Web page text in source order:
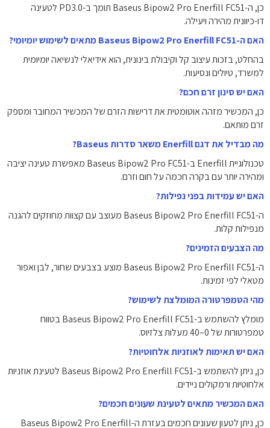
כן, ה-Baseus Bipow2 Pro Enerfill FC51 תומך ב-PD3.0 לטעינה
דו-כיוונית מהירה ויעילה.
האם ה-Baseus Bipow2 Pro Enerfill FC51 מתאים לשימוש יומיומי?
בהחלט, בזכות עיצוב קל וקיבולת בינונית, הוא אידיאלי לנשיאה יומיומית
למשרד, טיולים ונסיעות.
האם יש סינון זרם חכם?
כן, המכשיר מזהה אוטומטית את דרישות הזרם של המכשיר המחובר ומספק
זרם מותאם.
מה מבדיל את דגם Enerfill משאר סדרות Baseus?
טכנולוגיית Enerfill ב-Baseus Bipow2 Pro FC51 מאפשרת טעינה יציבה
ומהירה יותר עם בקרה חכמה על חום וזרם.
האם יש עמידות בפני נפילות?
ה-Baseus Bipow2 Pro Enerfill FC51 מעוצב עם קצוות מחוזקים להגנה
מנפילות קלות.
מה הצבעים הזמינים?
ה-Baseus Bipow2 Pro Enerfill FC51 מוצע בצבעים שחור, לבן ואפור
מטאלי לפי זמינות.
מהי הטמפרטורה המומלצת לשימוש?
מומלץ להשתמש ב-Baseus Bipow2 Pro Enerfill FC51 בטווח
טמפרטורות של 0–40 מעלות צלזיוס.
האם יש תאימות לאוזניות אלחוטיות?
כן, ניתן להשתמש ב-Baseus Bipow2 Pro Enerfill FC51 לטעינת אוזניות
אלחוטיות ורמקולים ניידים.
האם המכשיר מתאים לטעינת שעונים חכמים?
כן, ניתן לטעון שעונים חכמים בעזרת ה-Baseus Bipow2 Pro Enerfill